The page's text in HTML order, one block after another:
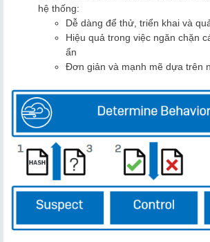
hệ thống:
Dễ dàng để thử, triển khai và
Hiệu quả trong việc ngăn chặn
ẩn
Đơn giản và mạnh mẽ dựa trên